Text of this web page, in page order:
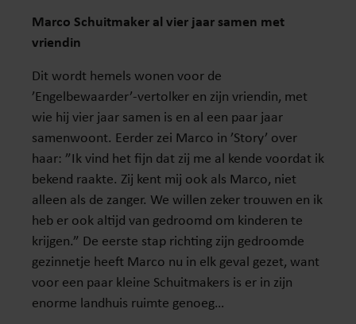
Marco Schuitmaker al vier jaar samen met
vriendin
Dit wordt hemels wonen voor de
’Engelbewaarder’-vertolker en zijn vriendin, met
wie hij vier jaar samen is en al een paar jaar
samenwoont. Eerder zei Marco in ’Story’ over
haar: ”Ik vind het fijn dat zij me al kende voordat ik
bekend raakte. Zij kent mij ook als Marco, niet
alleen als de zanger. We willen zeker trouwen en ik
heb er ook altijd van gedroomd om kinderen te
krijgen.” De eerste stap richting zijn gedroomde
gezinnetje heeft Marco nu in elk geval gezet, want
voor een paar kleine Schuitmakers is er in zijn
enorme landhuis ruimte genoeg…